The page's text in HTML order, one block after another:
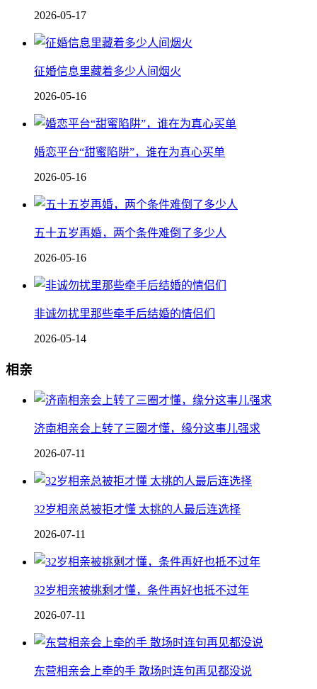
2026-05-17
征婚信息里藏着多少人间烟火
2026-05-16
婚恋平台“甜蜜陷阱”，谁在为真心买单
2026-05-16
五十五岁再婚，两个条件难倒了多少人
2026-05-16
非诚勿扰里那些牵手后结婚的情侣们
2026-05-14
相亲
济南相亲会上转了三圈才懂，缘分这事儿强求
2026-07-11
32岁相亲总被拒才懂 太挑的人最后连选择
2026-07-11
32岁相亲被挑剩才懂，条件再好也抵不过年
2026-07-11
东营相亲会上牵的手 散场时连句再见都没说